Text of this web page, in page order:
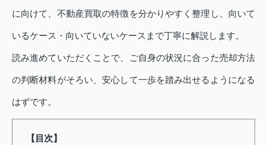
に向けて、不動産買取の特徴を分かりやすく整理し、向いて
いるケース・向いていないケースまで丁寧に解説します。
読み進めていただくことで、ご自身の状況に合った売却方法
の判断材料がそろい、安心して一歩を踏み出せるようになる
はずです。
【目次】